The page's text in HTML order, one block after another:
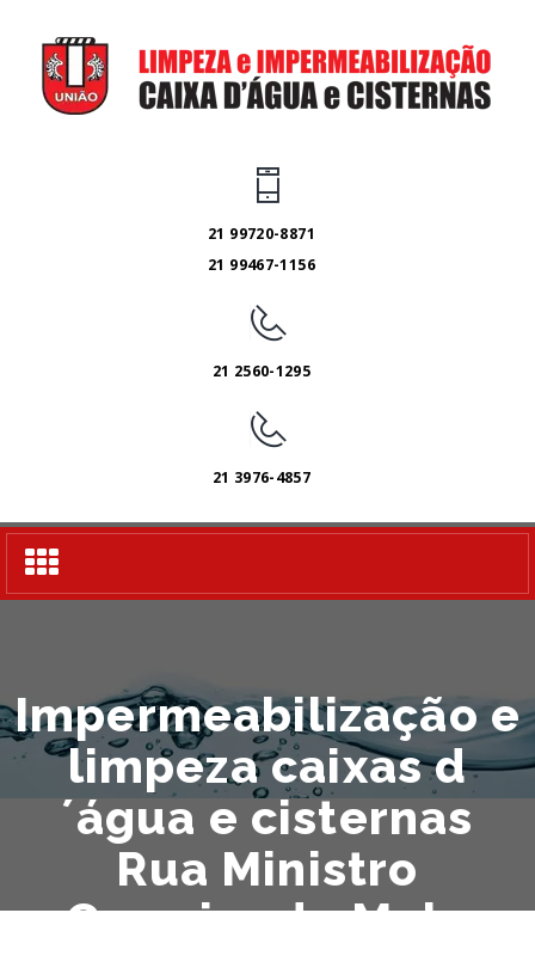
21 99720-8871
21 99467-1156
21 2560-1295
21 3976-4857
Alternar
navegação
Impermeabilização e
limpeza caixas d
´água e cisternas
Rua Ministro
Correira de Melo